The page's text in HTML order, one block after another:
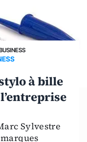
à bille
Sylvestre